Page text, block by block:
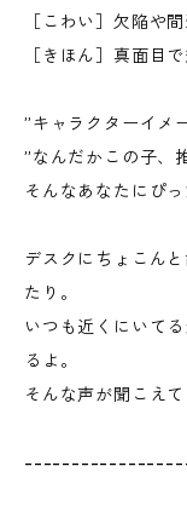
［こわい］欠陥や
［きほん］真面目
”キャラクターイメ
”なんだかこの子、
そんなあなたにぴ
デスクにちょこん
たり。
いつも近くにいて
るよ。
そんな声が聞こえ